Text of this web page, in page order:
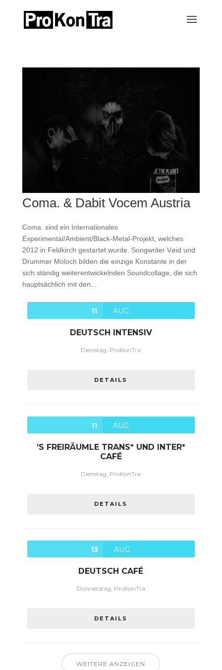
Coma. & Dabit Vocem Austria
Coma. sind ein Internationales
Experimental/Ambient/Black-Metal-Projekt, welches
2012 in Feldkirch gestartet wurde. Songwriter Vøid und
Drummer Moloch bilden die einzige Konstante in der
sich ständig weiterentwickelnden Soundcollage, die sich
hauptsächlich mit den...
11 AUG.
DEUTSCH INTENSIV
Dienstag, ProKonTra
DETAILS
11 AUG.
’S FREIRÄUMLE TRANS* UND INTER*
CAFÉ
Dienstag, ProKonTra
DETAILS
13 AUG.
DEUTSCH CAFÉ
Donnerstag, ProKonTra
DETAILS
WEITERE ANZEIGEN